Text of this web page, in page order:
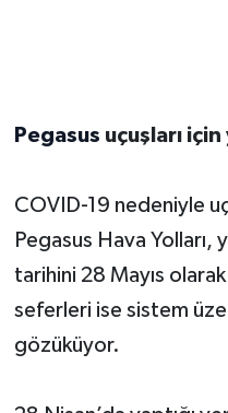
Pegasus uçuşları
COVID-19 nedeniyle
Pegasus Hava
tarihini 28 Mayıs
seferleri ise sistem
gözüküyor.